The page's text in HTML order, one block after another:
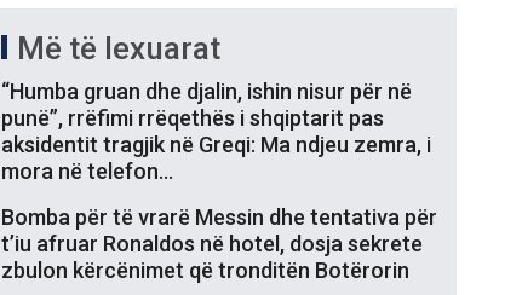
Më të lexuarat
“Humba gruan dhe djalin, ishin nisur për në
punë”, rrëfimi rrëqethës i shqiptarit pas
aksidentit tragjik në Greqi: Ma ndjeu zemra, i
mora në telefon…
Bomba për të vrarë Messin dhe tentativa për
t’iu afruar Ronaldos në hotel, dosja sekrete
zbulon kërcënimet që tronditën Botërorin